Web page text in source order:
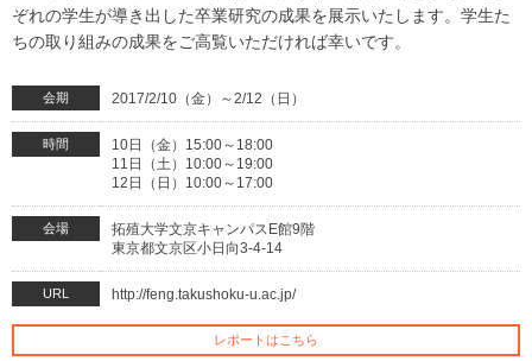
ぞれの学生が導き出した卒業研究の成果を展示いたします。学生た
ちの取り組みの成果をご高覧いただければ幸いです。
会期 2017/2/10（金）～2/12（日）
時間
10日（金）15:00～18:00
11日（土）10:00～19:00
12日（日）10:00～17:00
会場
拓殖大学文京キャンパスE館9階
東京都文京区小日向3-4-14
URL http://feng.takushoku-u.ac.jp/
レポートはこちら